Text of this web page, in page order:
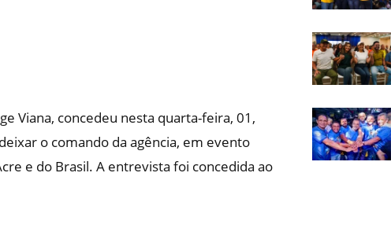
Viana, concedeu nesta quarta-feira, 01,
o comando da agência, em evento
e do Brasil. A entrevista foi concedida ao